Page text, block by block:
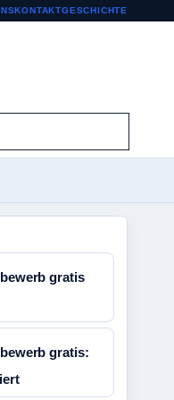
KONTAKTGESCHICHTE
gratis
gratis: